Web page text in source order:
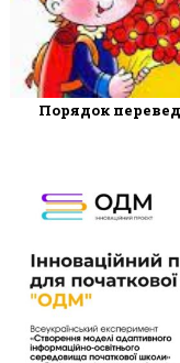
Порядок